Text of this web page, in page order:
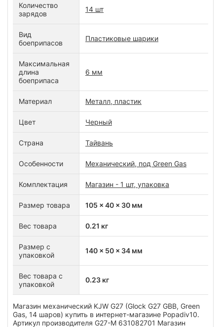
Количество
зарядов
14 шт
Вид
боеприпасов
Пластиковые шарики
Максимальная
длина
боеприпаса
6 мм
Материал Металл, пластик
Цвет Черный
Страна Тайвань
Особенности Механический, под Green Gas
Комплектация Магазин - 1 шт, упаковка
Размер товара 105 x 40 x 30 мм
Вес товара 0.21 кг
Размер с
упаковкой
140 x 50 x 34 мм
Вес товара с
упаковкой
0.23 кг
Магазин механический KJW G27 (Glock G27 GBB, Green
Gas, 14 шаров) купить в интернет-магазине Popadiv10.
Артикул производителя G27-M 631082701 Магазин